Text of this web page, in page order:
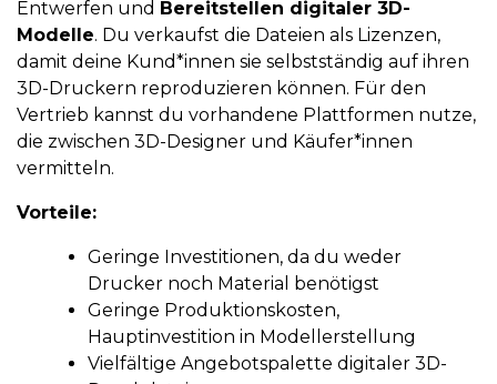
Entwerfen und Bereitstellen digitaler 3D-
Modelle. Du verkaufst die Dateien als Lizenzen,
damit deine Kund*innen sie selbstständig auf ihren
3D-Druckern reproduzieren können. Für den
Vertrieb kannst du vorhandene Plattformen nutze,
die zwischen 3D-Designer und Käufer*innen
vermitteln.
Vorteile:
Geringe Investitionen, da du weder
Drucker noch Material benötigst
Geringe Produktionskosten,
Hauptinvestition in Modellerstellung
Vielfältige Angebotspalette digitaler 3D-